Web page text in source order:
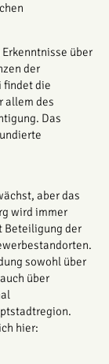
über
der
findet die
allem des
Das
aber das
wird immer
Beteiligung der
sowohl über
über
hier: